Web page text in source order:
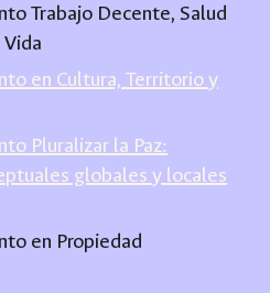
Trabajo Decente, Salud
en Cultura, Territorio y
Pluralizar la Paz:
globales y locales
en Propiedad